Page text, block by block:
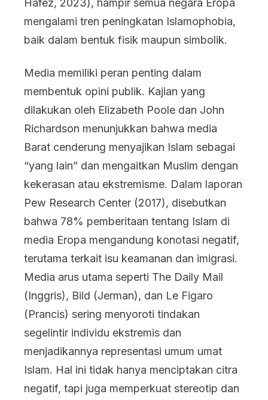
Hafez, 2023), hampir semua negara Eropa
mengalami tren peningkatan Islamophobia,
baik dalam bentuk fisik maupun simbolik.
Media memiliki peran penting dalam
membentuk opini publik. Kajian yang
dilakukan oleh Elizabeth Poole dan John
Richardson menunjukkan bahwa media
Barat cenderung menyajikan Islam sebagai
“yang lain” dan mengaitkan Muslim dengan
kekerasan atau ekstremisme. Dalam laporan
Pew Research Center (2017), disebutkan
bahwa 78% pemberitaan tentang Islam di
media Eropa mengandung konotasi negatif,
terutama terkait isu keamanan dan imigrasi.
Media arus utama seperti The Daily Mail
(Inggris), Bild (Jerman), dan Le Figaro
(Prancis) sering menyoroti tindakan
segelintir individu ekstremis dan
menjadikannya representasi umum umat
Islam. Hal ini tidak hanya menciptakan citra
negatif, tapi juga memperkuat stereotip dan